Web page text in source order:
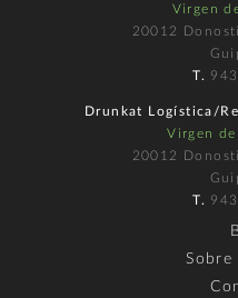
Virgen
20012
T.
Drunkat Logística/
Virgen
20012
T.
Sobre